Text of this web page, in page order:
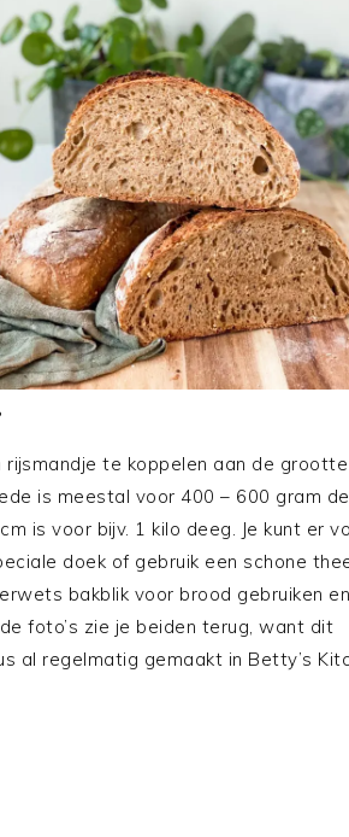
te koppelen aan de
is meestal voor 400 – 600 gram
is voor bijv. 1 kilo deeg. Je kunt er
doek of gebruik een schone
bakblik voor brood gebruiken
foto’s zie je beiden terug, want dit
al regelmatig gemaakt in Betty’s